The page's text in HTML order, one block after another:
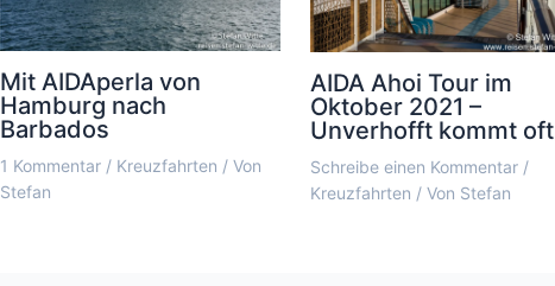
Mit AIDAperla von
Hamburg nach
Barbados
1 Kommentar / Kreuzfahrten / Von
Stefan
AIDA Ahoi Tour im
Oktober 2021 –
Unverhofft kommt oft
Schreibe einen Kommentar /
Kreuzfahrten / Von Stefan